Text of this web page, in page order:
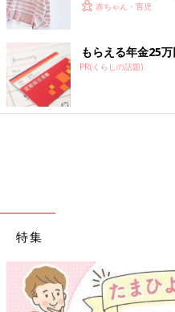
赤ちゃん・育児
もらえる年金25
PR(くらしの話題)
特集